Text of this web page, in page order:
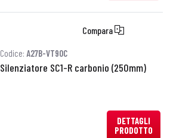
Compara
Codice: A27B-VT90C
Silenziatore SC1-R carbonio (250mm)
DETTAGLI
PRODOTTO